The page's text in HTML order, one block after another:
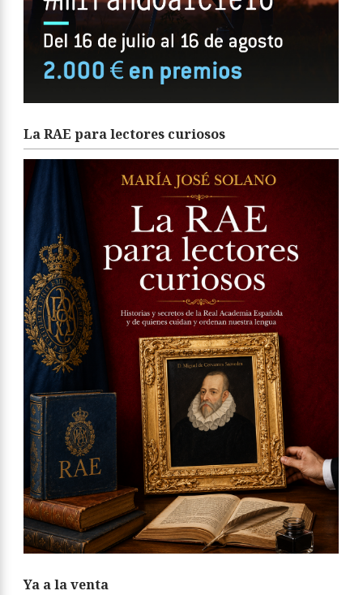
La RAE para lectores curiosos
Ya a la venta